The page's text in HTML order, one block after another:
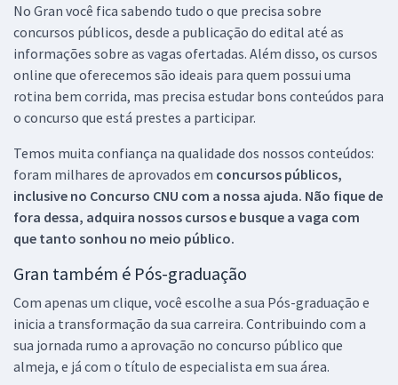
No Gran você fica sabendo tudo o que precisa sobre
concursos públicos, desde a publicação do edital até as
informações sobre as vagas ofertadas. Além disso, os cursos
online que oferecemos são ideais para quem possui uma
rotina bem corrida, mas precisa estudar bons conteúdos para
o concurso que está prestes a participar.
Temos muita confiança na qualidade dos nossos conteúdos:
foram milhares de aprovados em concursos públicos,
inclusive no Concurso CNU com a nossa ajuda. Não fique de
fora dessa, adquira nossos cursos e busque a vaga com
que tanto sonhou no meio público.
Gran também é Pós-graduação
Com apenas um clique, você escolhe a sua Pós-graduação e
inicia a transformação da sua carreira. Contribuindo com a
sua jornada rumo a aprovação no concurso público que
almeja, e já com o título de especialista em sua área.